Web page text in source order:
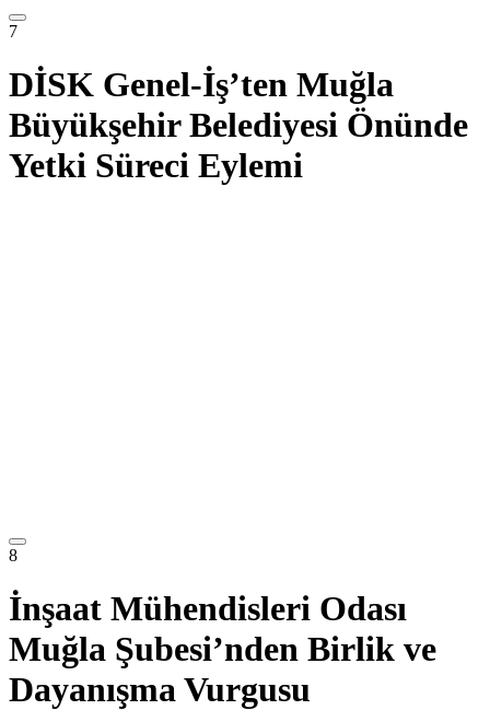
7
DİSK Genel-İş’ten Muğla
Büyükşehir Belediyesi Önünde
Yetki Süreci Eylemi
8
İnşaat Mühendisleri Odası
Muğla Şubesi’nden Birlik ve
Dayanışma Vurgusu